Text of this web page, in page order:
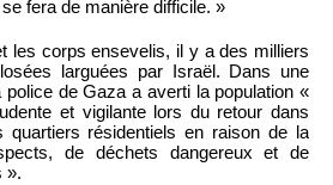
fera de manière difficile. »
les corps ensevelis, il y a des milliers
larguées par Israël. Dans une
police de Gaza a averti la population «
et vigilante lors du retour dans
quartiers résidentiels en raison de la
de déchets dangereux et de
».